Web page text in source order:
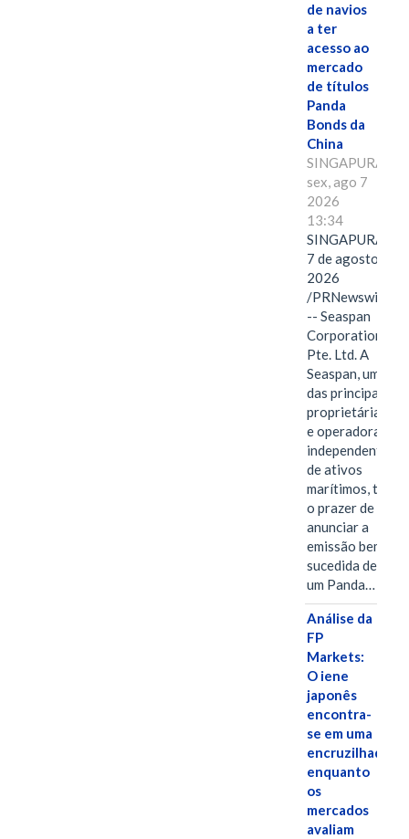
de navios
a ter
acesso ao
mercado
de títulos
Panda
Bonds da
China
SINGAPURA,
sex, ago 7
2026
13:34
SINGAPURA,
7 de agosto de
2026
/PRNewswire/
-- Seaspan
Corporation
Pte. Ltd. A
Seaspan, uma
das principais
proprietárias
e operadoras
independentes
de ativos
marítimos, tem
o prazer de
anunciar a
emissão bem-
sucedida de
um Panda…
Análise da
FP
Markets:
O iene
japonês
encontra-
se em uma
encruzilhada
enquanto
os
mercados
avaliam